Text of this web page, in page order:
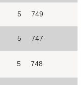
5 749
5 747
5 748